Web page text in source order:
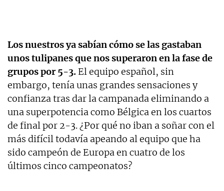
Los nuestros ya sabían cómo se las gastaban
unos tulipanes que nos superaron en la fase de
grupos por 5-3. El equipo español, sin
embargo, tenía unas grandes sensaciones y
confianza tras dar la campanada eliminando a
una superpotencia como Bélgica en los cuartos
de final por 2-3. ¿Por qué no iban a soñar con el
más difícil todavía apeando al equipo que ha
sido campeón de Europa en cuatro de los
últimos cinco campeonatos?